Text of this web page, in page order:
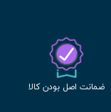
ضمانت اصل بودن کالا